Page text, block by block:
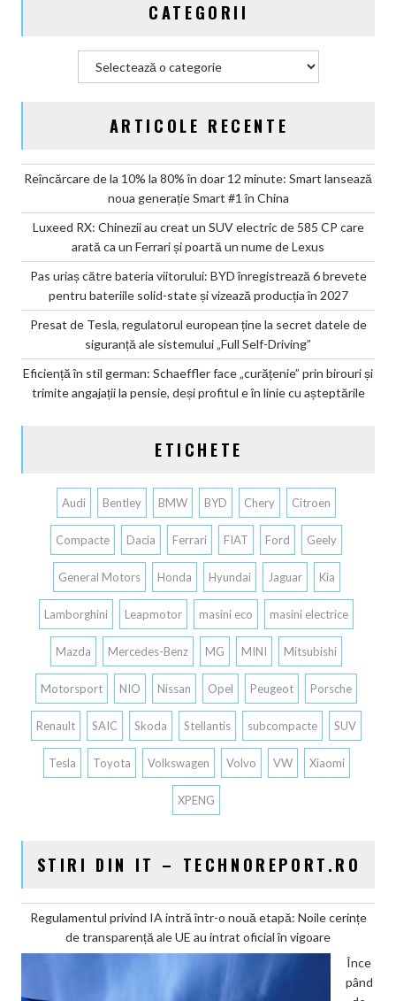
în
CATEGORII
ARTICOLE RECENTE
Reîncărcare de la 10% la 80% în doar 12 minute: Smart lansează
noua generație Smart #1 în China
Luxeed RX: Chinezii au creat un SUV electric de 585 CP care
arată ca un Ferrari și poartă un nume de Lexus
Pas uriaș către bateria viitorului: BYD înregistrează 6 brevete
pentru bateriile solid-state și vizează producția în 2027
Presat de Tesla, regulatorul european ține la secret datele de
siguranță ale sistemului „Full Self-Driving”
Eficiență în stil german: Schaeffler face „curățenie” prin birouri și
trimite angajații la pensie, deși profitul e în linie cu așteptările
ETICHETE
Audi Bentley BMW BYD Chery Citroen
Compacte Dacia Ferrari FIAT Ford Geely
General Motors Honda Hyundai Jaguar Kia
Lamborghini Leapmotor masini eco masini electrice
Mazda Mercedes-Benz MG MINI Mitsubishi
Motorsport NIO Nissan Opel Peugeot Porsche
Renault SAIC Skoda Stellantis subcompacte SUV
Tesla Toyota Volkswagen Volvo VW Xiaomi
XPENG
STIRI DIN IT – TECHNOREPORT.RO
Regulamentul privind IA intră într-o nouă etapă: Noile cerințe
de transparență ale UE au intrat oficial în vigoare
Înce
pând